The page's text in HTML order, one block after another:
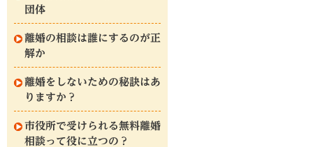
団体
離婚の相談は誰にするのが正
解か
離婚をしないための秘訣はあ
りますか？
市役所で受けられる無料離婚
相談って役に立つの？